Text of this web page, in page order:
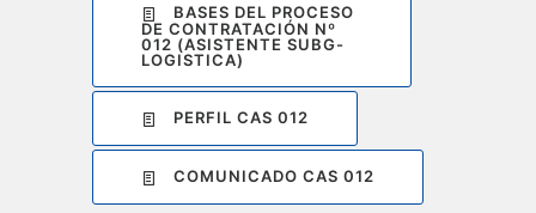
BASES DEL PROCESO
DE CONTRATACIÓN Nº
012 (ASISTENTE SUBG-
LOGISTICA)
PERFIL CAS 012
COMUNICADO CAS 012